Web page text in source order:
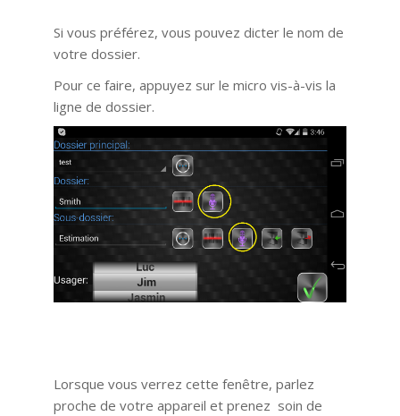
Si vous préférez, vous pouvez dicter le nom de
votre dossier.
Pour ce faire, appuyez sur le micro vis-à-vis la
ligne de dossier.
Lorsque vous verrez cette fenêtre, parlez
proche de votre appareil et prenez soin de